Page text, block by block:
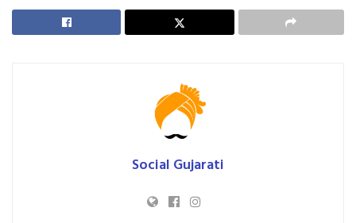
Social Gujarati